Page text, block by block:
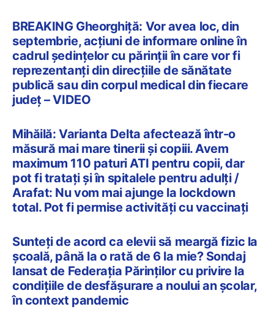
BREAKING Gheorghiță: Vor avea loc, din
septembrie, acțiuni de informare online în
cadrul ședințelor cu părinții în care vor fi
reprezentanți din direcțiile de sănătate
publică sau din corpul medical din fiecare
județ – VIDEO
Mihăilă: Varianta Delta afectează într-o
măsură mai mare tinerii și copiii. Avem
maximum 110 paturi ATI pentru copii, dar
pot fi tratați și în spitalele pentru adulți /
Arafat: Nu vom mai ajunge la lockdown
total. Pot fi permise activități cu vaccinați
Sunteți de acord ca elevii să meargă fizic la
școală, până la o rată de 6 la mie? Sondaj
lansat de Federația Părinților cu privire la
condițiile de desfășurare a noului an școlar,
în context pandemic